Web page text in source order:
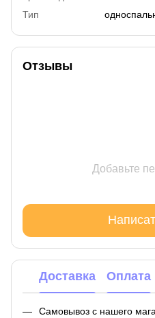
Тип
Отзывы
Добавьте
Доставка Оплата
Самовывоз с нашего